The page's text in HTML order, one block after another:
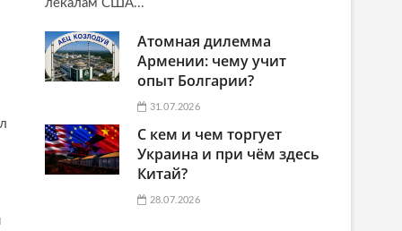
лекалам США...
Атомная дилемма
Армении: чему учит
опыт Болгарии?
31.07.2026
С кем и чем торгует
Украина и при чём здесь
Китай?
28.07.2026